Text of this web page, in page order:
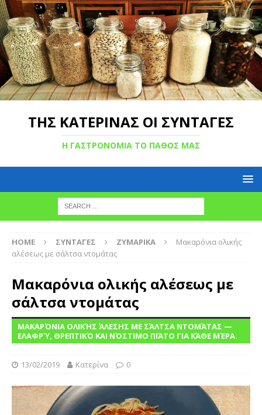
ΤΗΣ ΚΑΤΕΡΙΝΑΣ ΟΙ ΣΥΝΤΑΓΕΣ
Η ΓΑΣΤΡΟΝΟΜΙΑ ΤΟ ΠΑΘΟΣ ΜΑΣ
HOME ΣΥΝΤΑΓΕΣ ΖΥΜΑΡΙΚΑ
Μακαρόνια ολικής
αλέσεως με σάλτσα ντομάτας
Μακαρόνια ολικής αλέσεως με
σάλτσα ντομάτας
ΜΑΚΑΡΌΝΙΑ ΟΛΙΚΉΣ ΆΛΕΣΗΣ ΜΕ ΣΆΛΤΣΑ ΝΤΟΜΆΤΑΣ —
ΕΛΑΦΡΎ, ΘΡΕΠΤΙΚΌ ΚΑΙ ΝΌΣΤΙΜΟ ΠΙΆΤΟ ΓΙΑ ΚΆΘΕ ΜΈΡΑ.
13/02/2019 Κατερίνα 0